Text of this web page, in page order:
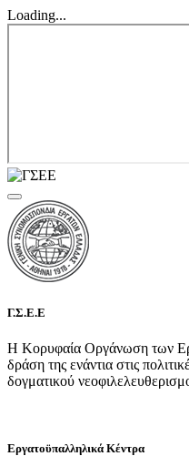
Loading...
Γ.Σ.Ε.Ε
Η Κορυφαία Οργάνωση των
δράση της ενάντια στις
δογματικού
Εργατοϋπαλληλικά Κέντρα